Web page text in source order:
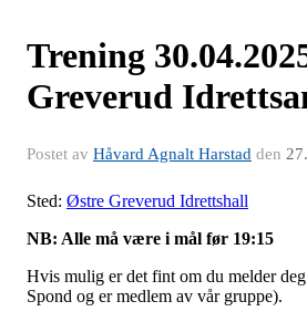
Trening
Greverud
Postet av Håvard Agnalt Harstad den
Sted: Østre Greverud Idrettshall
NB: Alle må være i mål før 19:15
Hvis mulig er det fint om du melder
Spond og er medlem av vår gruppe).